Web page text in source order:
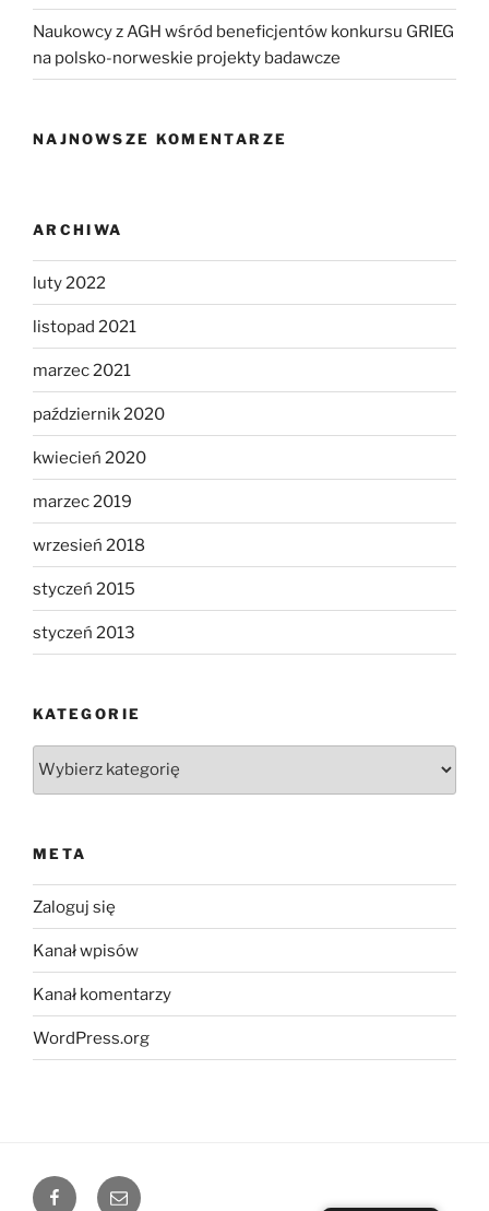
Naukowcy z AGH wśród beneficjentów konkursu GRIEG
na polsko-norweskie projekty badawcze
NAJNOWSZE KOMENTARZE
ARCHIWA
luty 2022
listopad 2021
marzec 2021
październik 2020
kwiecień 2020
marzec 2019
wrzesień 2018
styczeń 2015
styczeń 2013
KATEGORIE
META
Zaloguj się
Kanał wpisów
Kanał komentarzy
WordPress.org
Multimedia
Email